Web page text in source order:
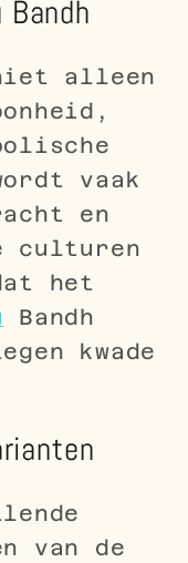
alleen
vaak
en
culturen
het
Bandh
kwade
van de